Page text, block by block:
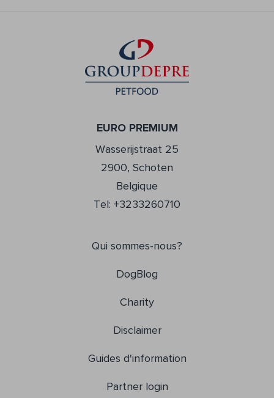
EURO PREMIUM
Wasserijstraat 25
2900, Schoten
Belgique
Tel: +3233260710
Qui sommes-nous?
DogBlog
Charity
Disclaimer
Guides d'information
Partner login